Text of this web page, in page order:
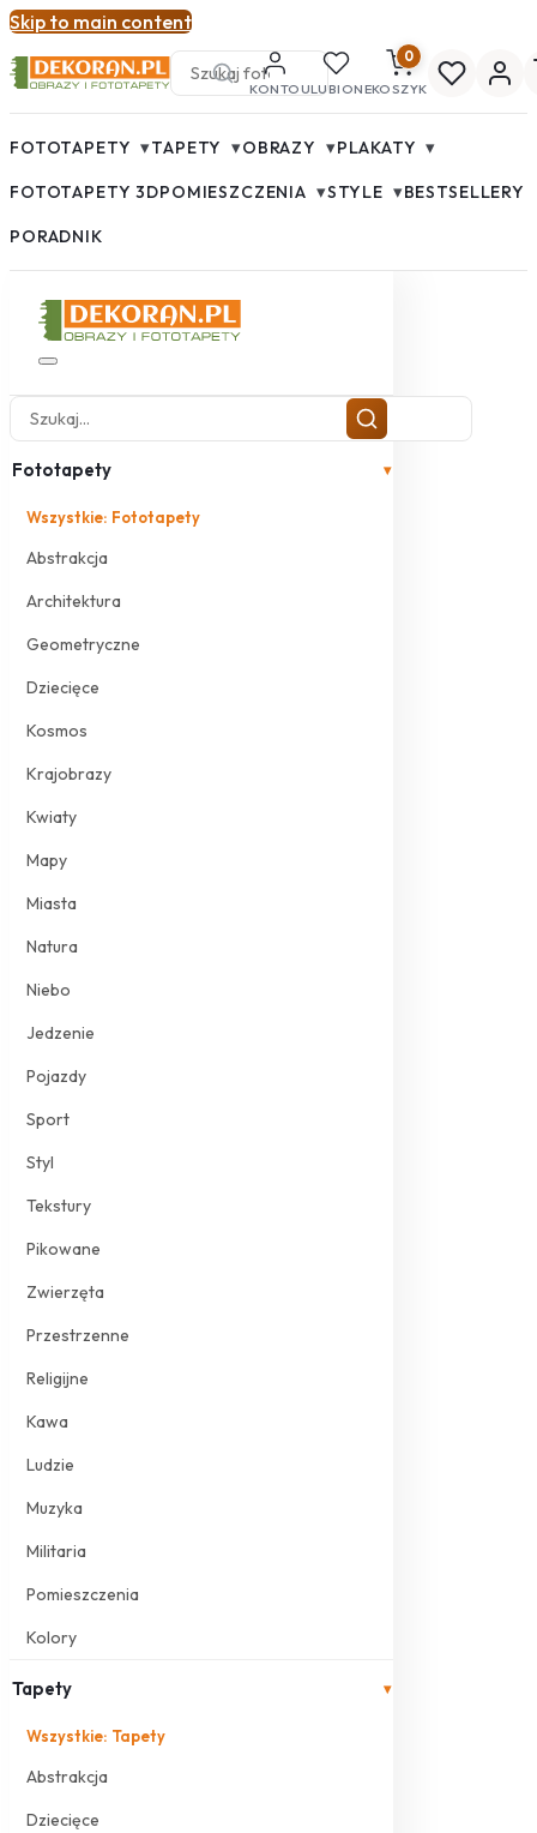
Skip to main content
KONTOULUBIONE
0
KOSZYK
FOTOTAPETY ▾TAPETY ▾OBRAZY ▾PLAKATY ▾
FOTOTAPETY 3DPOMIESZCZENIA ▾STYLE ▾BESTSELLERY
PORADNIK
Fototapety ▾
Wszystkie: Fototapety
Abstrakcja
Architektura
Geometryczne
Dziecięce
Kosmos
Krajobrazy
Kwiaty
Mapy
Miasta
Natura
Niebo
Jedzenie
Pojazdy
Sport
Styl
Tekstury
Pikowane
Zwierzęta
Przestrzenne
Religijne
Kawa
Ludzie
Muzyka
Militaria
Pomieszczenia
Kolory
Tapety ▾
Wszystkie: Tapety
Abstrakcja
Dziecięce